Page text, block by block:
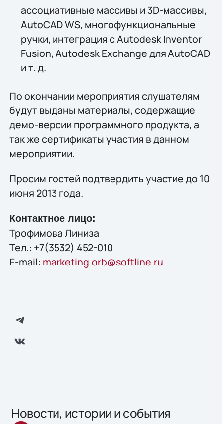
ассоциативные массивы и 3D-массивы,
AutoCAD WS, многофункциональные
ручки, интеграция с Autodesk Inventor
Fusion, Autodesk Exchange для AutoCAD
и т. д.
По окончании мероприятия слушателям
будут выданы материалы, содержащие
демо-версии программного продукта, а
так же сертификаты участия в данном
мероприятии.
Просим гостей подтвердить участие до 10
июня 2013 года.
Контактное лицо:
Трофимова Линиза
Тел.: +7(3532) 452-010
E-mail: marketing.orb@softline.ru
Новости, истории и события